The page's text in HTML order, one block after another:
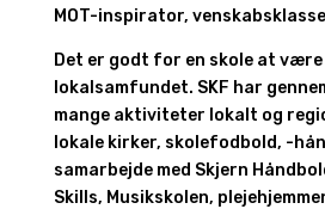
MOT-inspirator,
Det er godt for en skole at være
lokalsamfundet. SKF har
mange aktiviteter lokalt og
lokale kirker, skolefodbold, -
samarbejde med Skjern
Skills, Musikskolen,